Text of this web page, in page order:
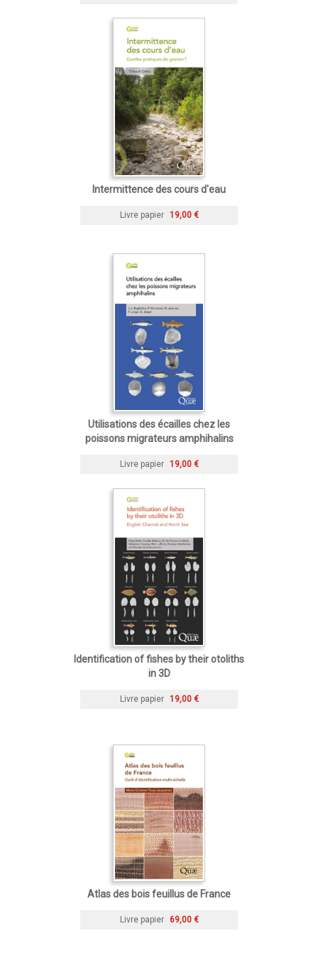
Intermittence des cours d'eau
Livre papier 19,00 €
Utilisations des écailles chez les
poissons migrateurs amphihalins
Livre papier 19,00 €
Identification of fishes by their otoliths
in 3D
Livre papier 19,00 €
Atlas des bois feuillus de France
Livre papier 69,00 €